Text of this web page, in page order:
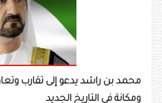
محمد بن راشد يدعو إلى تقارب
ومكانة في التاريخ الجديد